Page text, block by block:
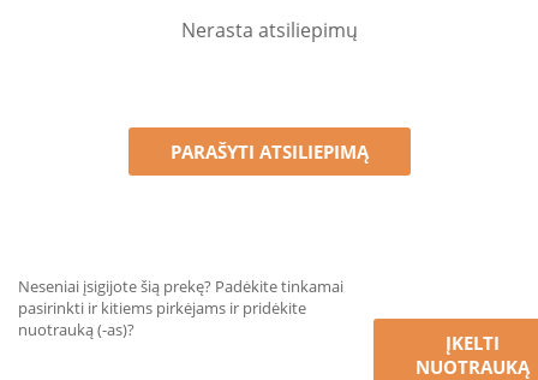
Nerasta atsiliepimų
PARAŠYTI ATSILIEPIMĄ
Neseniai įsigijote šią prekę? Padėkite tinkamai
pasirinkti ir kitiems pirkėjams ir pridėkite
nuotrauką (-as)?
ĮKELTI
NUOTRAUKĄ